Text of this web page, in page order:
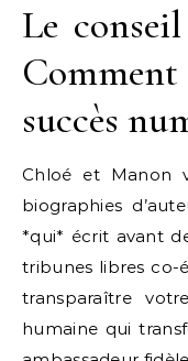
Le
succès
Chloé et Manon
biographies
*qui* écrit avant
tribunes libres co-
transparaître
humaine qui